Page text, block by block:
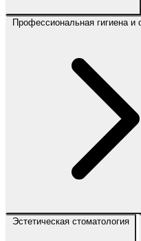
Профессиональная гигиена и
Эстетическая стоматология